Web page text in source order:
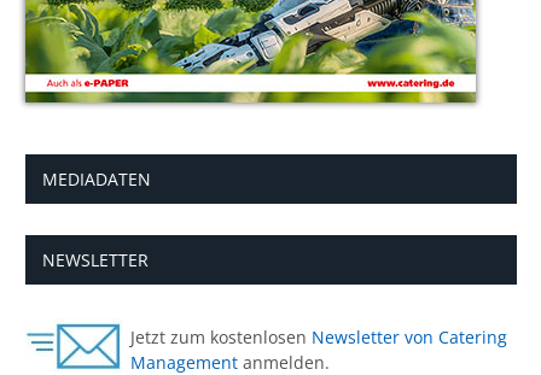
MEDIADATEN
NEWSLETTER
Jetzt zum kostenlosen Newsletter von Catering
Management anmelden.